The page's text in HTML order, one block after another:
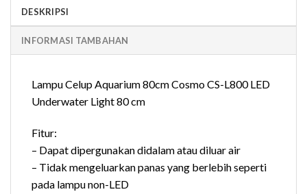
DESKRIPSI
INFORMASI TAMBAHAN
Lampu Celup Aquarium 80cm Cosmo CS-L800 LED
Underwater Light 80 cm
Fitur:
– Dapat dipergunakan didalam atau diluar air
– Tidak mengeluarkan panas yang berlebih seperti
pada lampu non-LED